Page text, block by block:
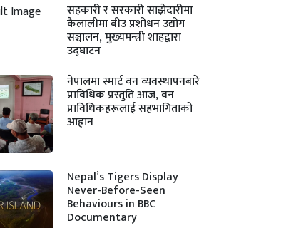
सहकारी र सरकारी साझेदारीमा
कैलालीमा बीउ प्रशोधन उद्योग
सञ्चालन, मुख्यमन्त्री शाहद्वारा
उद्घाटन
नेपालमा स्मार्ट वन व्यवस्थापनबारे
प्राविधिक प्रस्तुति आज, वन
प्राविधिकहरूलाई सहभागिताको
आह्वान
Nepal’s Tigers Display
Never-Before-Seen
Behaviours in BBC
Documentary